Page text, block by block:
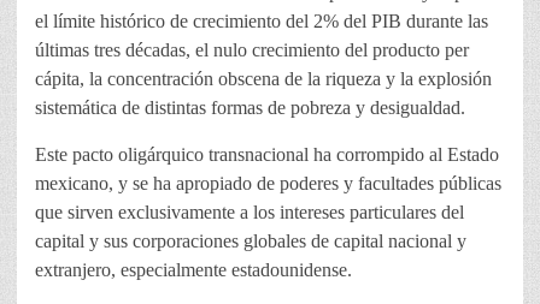
el límite histórico de crecimiento del 2% del PIB durante las
últimas tres décadas, el nulo crecimiento del producto per
cápita, la concentración obscena de la riqueza y la explosión
sistemática de distintas formas de pobreza y desigualdad.
Este pacto oligárquico transnacional ha corrompido al Estado
mexicano, y se ha apropiado de poderes y facultades públicas
que sirven exclusivamente a los intereses particulares del
capital y sus corporaciones globales de capital nacional y
extranjero, especialmente estadounidense.